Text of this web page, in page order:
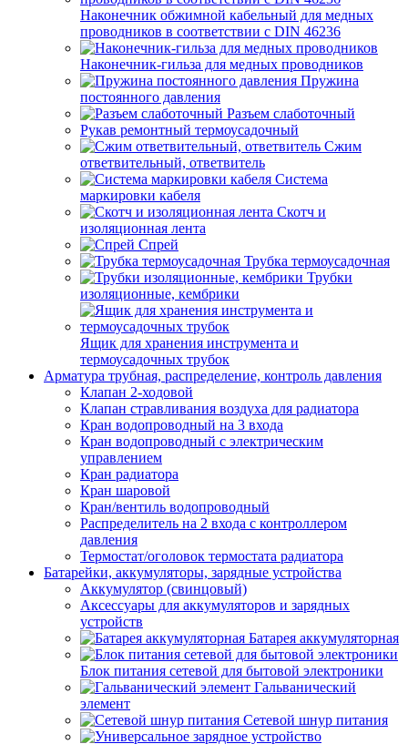
Наконечник обжимной кабельный для медных
проводников в соответствии с DIN 46236
Наконечник-гильза для медных проводников
Пружина
постоянного давления
Разъем слаботочный
Рукав ремонтный термоусадочный
Сжим
ответвительный, ответвитель
Система
маркировки кабеля
Скотч и
изоляционная лента
Спрей
Трубка термоусадочная
Трубки
изоляционные, кембрики
Ящик для хранения инструмента и
термоусадочных трубок
Арматура трубная, распределение, контроль давления
Клапан 2-ходовой
Клапан стравливания воздуха для радиатора
Кран водопроводный на 3 входа
Кран водопроводный с электрическим
управлением
Кран радиатора
Кран шаровой
Кран/вентиль водопроводный
Распределитель на 2 входа с контроллером
давления
Термостат/оголовок термостата радиатора
Батарейки, аккумуляторы, зарядные устройства
Аккумулятор (свинцовый)
Аксессуары для аккумуляторов и зарядных
устройств
Батарея аккумуляторная
Блок питания сетевой для бытовой электроники
Гальванический
элемент
Сетевой шнур питания